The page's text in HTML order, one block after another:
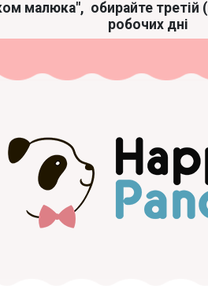
малюка", обирайте
робочих дні